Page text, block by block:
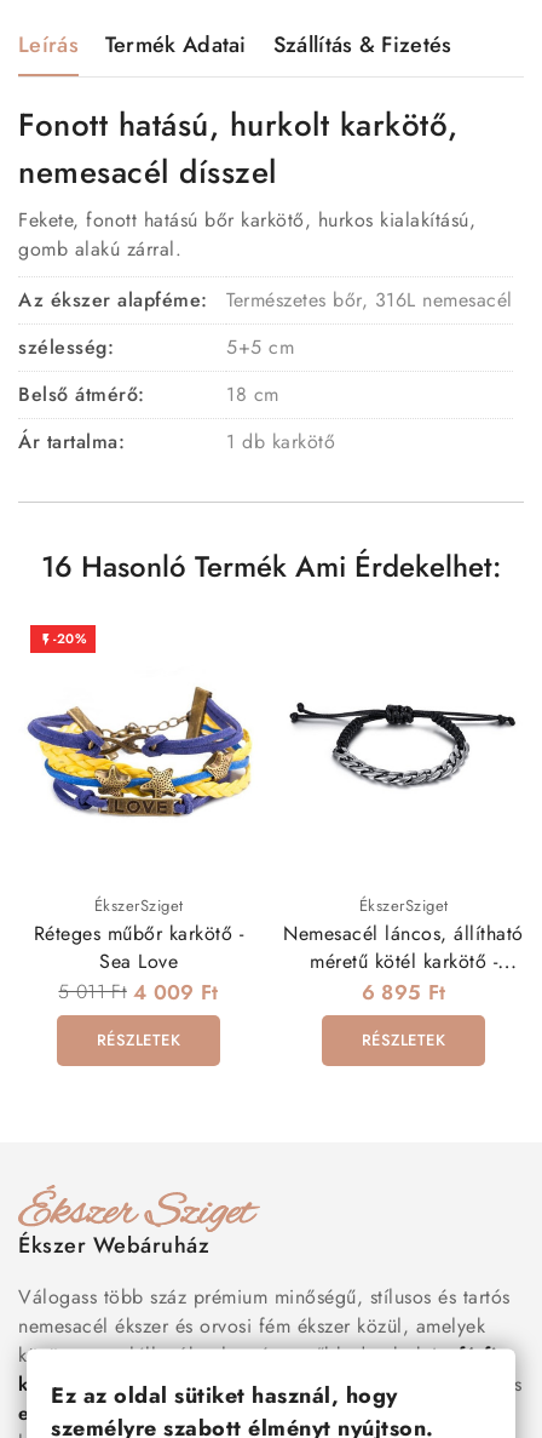
Leírás Termék Adatai Szállítás & Fizetés
Fonott hatású, hurkolt karkötő,
nemesacél dísszel
Fekete, fonott hatású bőr karkötő, hurkos kialakítású,
gomb alakú zárral.
Az ékszer alapféme:
Természetes bőr, 316L nemesacél
szélesség:
5+5 cm
Belső átmérő:
18 cm
Ár tartalma:
1 db karkötő
16 Hasonló Termék Ami Érdekelhet:
 -20%
ÉkszerSziget
Réteges műbőr karkötő -
Sea Love
5 011 Ft 4 009 Ft
RÉSZLETEK
ÉkszerSziget
Nemesacél láncos, állítható
méretű kötél karkötő -
fekete,szürke
6 895 Ft
RÉSZLETEK
Ékszer Webáruház
Válogass több száz prémium minőségű, stílusos és tartós
nemesacél ékszer és orvosi fém ékszer közül, amelyek
között megtalálhatók a legnépszerűbb darabok is:férfi
karkötők
, női nyakláncok , karikagyűrűk
és
esküvői kiegészítőkegyaránt. Webáruházunkban a
Ez az oldal sütiket használ, hogy
személyre szabott élményt nyújtson.